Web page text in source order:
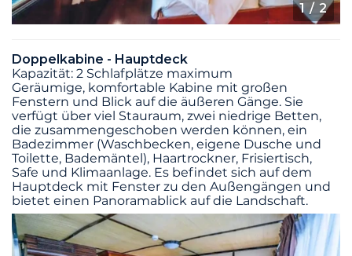
1 / 2
Doppelkabine - Hauptdeck
Kapazität: 2 Schlafplätze maximum
Geräumige, komfortable Kabine mit großen
Fenstern und Blick auf die äußeren Gänge. Sie
verfügt über viel Stauraum, zwei niedrige Betten,
die zusammengeschoben werden können, ein
Badezimmer (Waschbecken, eigene Dusche und
Toilette, Bademäntel), Haartrockner, Frisiertisch,
Safe und Klimaanlage. Es befindet sich auf dem
Hauptdeck mit Fenster zu den Außengängen und
bietet einen Panoramablick auf die Landschaft.